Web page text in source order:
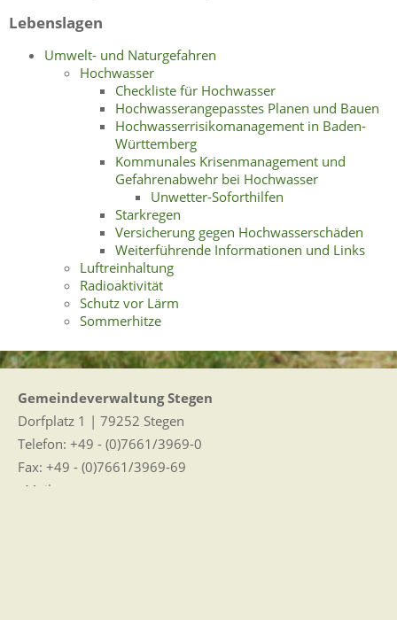
Lebenslagen
Umwelt- und Naturgefahren
Hochwasser
Checkliste für Hochwasser
Hochwasserangepasstes Planen und Bauen
Hochwasserrisikomanagement in Baden-
Württemberg
Kommunales Krisenmanagement und
Gefahrenabwehr bei Hochwasser
Unwetter-Soforthilfen
Starkregen
Versicherung gegen Hochwasserschäden
Weiterführende Informationen und Links
Luftreinhaltung
Radioaktivität
Schutz vor Lärm
Sommerhitze
Gemeindeverwaltung Stegen
Dorfplatz 1 | 79252 Stegen
Telefon: +49 - (0)7661/3969-0
Fax: +49 - (0)7661/3969-69
eMail: